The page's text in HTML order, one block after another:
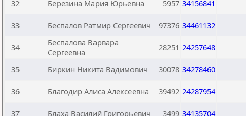
32 Березина Мария Юрьевна 5957 34156841
33 Беспалов Ратмир Сергеевич 97376 34461132
34
Беспалова Варвара
Сергеевна
28251 24257648
35 Биркин Никита Вадимович 30078 34278460
36 Благодир Алиса Алексеевна 39492 24287954
37 Блаха Василий Григорьевич 3499 34135704